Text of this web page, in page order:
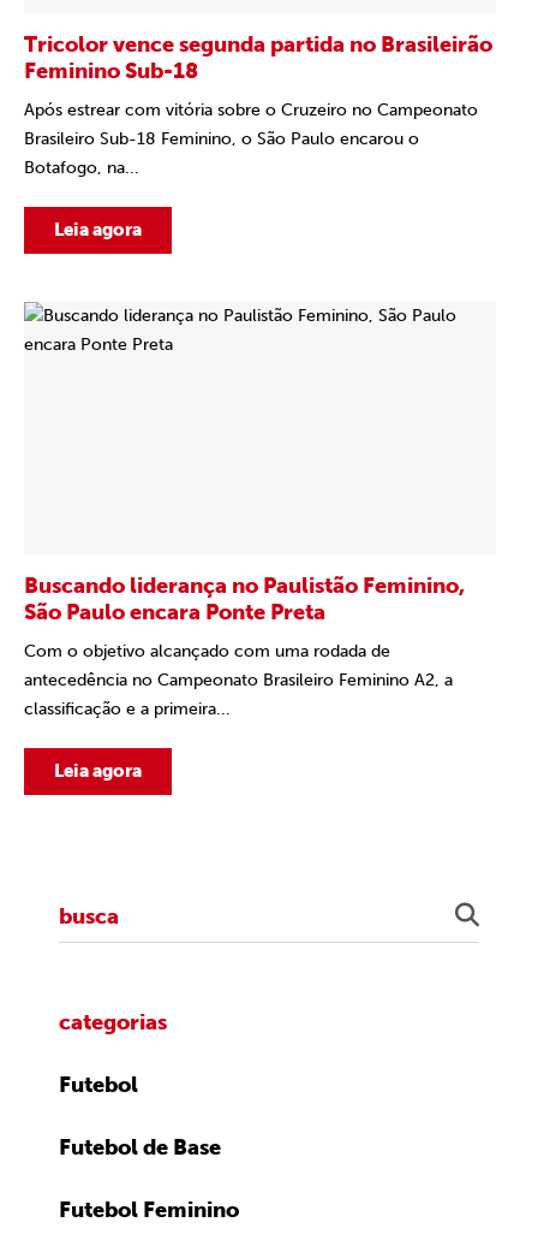
Tricolor vence segunda partida no Brasileirão
Feminino Sub-18
Após estrear com vitória sobre o Cruzeiro no Campeonato
Brasileiro Sub-18 Feminino, o São Paulo encarou o
Botafogo, na...
Leia agora
Buscando liderança no Paulistão Feminino,
São Paulo encara Ponte Preta
Com o objetivo alcançado com uma rodada de
antecedência no Campeonato Brasileiro Feminino A2, a
classificação e a primeira...
Leia agora
categorias
Futebol
Futebol de Base
Futebol Feminino